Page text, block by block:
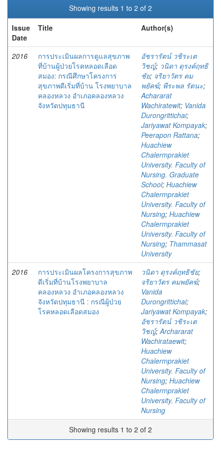
Showing results 1 to 2 of 2
Issue
Date
Title Author(s)
2016
การประเมินผลการดูแลสุขภาพ
ที่บ้านผู้ป่วยโรคหลอดเลือด
สมอง: กรณีศึกษาโครงการ
สุขภาพดีเริ่มที่บ้าน โรงพยาบาล
คลองหลวง อำเภอคลองหลวง
จังหวัดปทุมธานี
อัชรารัตน์ วชิระเต
วิชญ์; วนิดา ดุรงค์ฤทธิ
ชัย; จริยาวัตร คม
พยัคฆ์; พีระพล รัตนะ;
Achararat
Wachiratewit; Vanida
Durongrittichai;
Jariyawat Kompayak;
Peerapon Rattana;
Huachiew
Chalermprakiet
University. Faculty of
Nursing. Graduate
School; Huachiew
Chalermprakiet
University. Faculty of
Nursing; Huachiew
Chalermprakiet
University. Faculty of
Nursing; Thammasat
University
2016
การประเมินผลโครงการสุขภาพ
ดีเริ่มที่บ้านโรงพยาบาล
คลองหลวง อำเภอคลองหลวง
จังหวัดปทุมธานี : กรณีผู้ป่วย
โรคหลอดเลือดสมอง
วนิดา ดุรงค์ฤทธิชัย;
จริยาวัตร คมพยัคฆ์;
Vanida
Durongrittichai;
Jariyawat Kompayak;
อัชรารัตน์ วชิระเต
วิชญ์;Archararat
Wachirataewit;
Huachiew
Chalermprakiet
University. Faculty of
Nursing; Huachiew
Chalermprakiet
University. Faculty of
Nursing
Showing results 1 to 2 of 2